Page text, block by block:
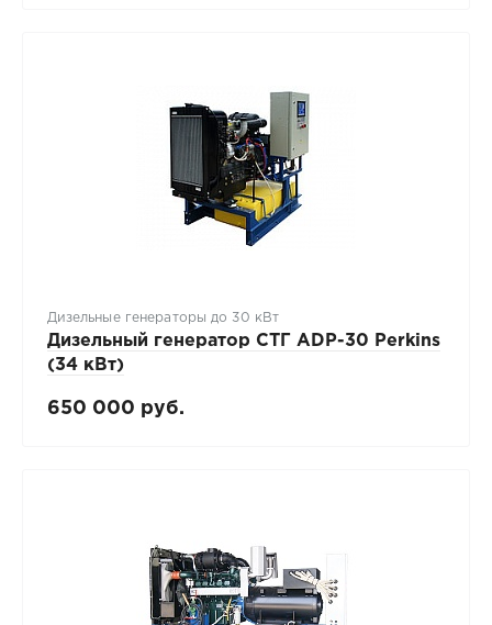
Дизельные генераторы до 30 кВт
Дизельный генератор СТГ ADP-30 Perkins
(34 кВт)
650 000 руб.